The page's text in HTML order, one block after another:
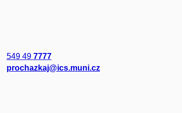
549 49 7777
prochazkaj@ics.muni.cz